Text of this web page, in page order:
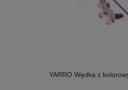
YARRO Wędka z